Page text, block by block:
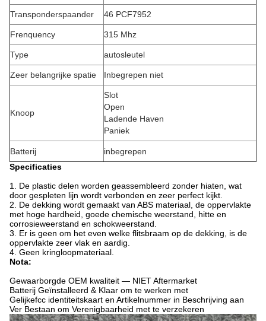
Transponderspaander 46 PCF7952
Frenquency 315 Mhz
Type autosleutel
Zeer belangrijke spatie Inbegrepen niet
Knoop
Slot
Open
Ladende Haven
Paniek
Batterij
inbegrepen
Specificaties
1. De plastic delen worden geassembleerd zonder hiaten, wat
door gespleten lijn wordt verbonden en zeer perfect kijkt.
2. De dekking wordt gemaakt van ABS materiaal, de oppervlakte
met hoge hardheid, goede chemische weerstand, hitte en
corrosieweerstand en schokweerstand.
3. Er is geen om het even welke flitsbraam op de dekking, is de
oppervlakte zeer vlak en aardig.
4. Geen kringloopmateriaal.
Nota:
Gewaarborgde OEM kwaliteit — NIET Aftermarket
Batterij Geïnstalleerd & Klaar om te werken met
Gelijkefcc identiteitskaart en Artikelnummer in Beschrijving aan
Ver Bestaan om Verenigbaarheid met te verzekeren